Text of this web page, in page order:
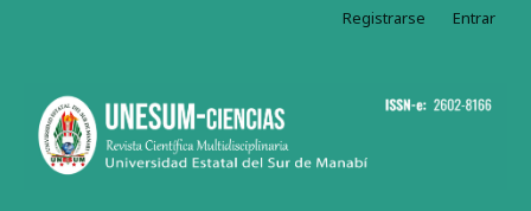
Registrarse Entrar